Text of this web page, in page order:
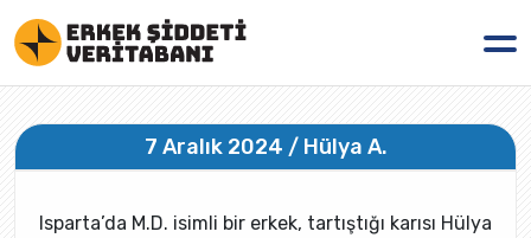
7 Aralık 2024 / Hülya A.
Isparta’da M.D. isimli bir erkek, tartıştığı karısı Hülya